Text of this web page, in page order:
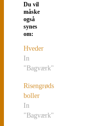
Du vil
måske
også
synes
om:
Hveder
In
"Bagværk"
Risengrøds
boller
In
"Bagværk"